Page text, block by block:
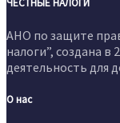
АНО по защите
налоги”, создана в
деятельность для
О нас